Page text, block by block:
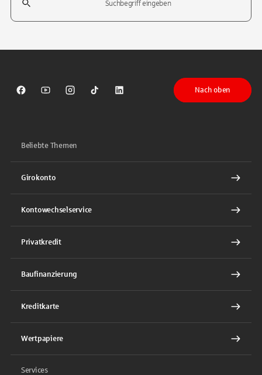
Sparkasse auf Facebook
Sparkasse auf Youtube
Sparkasse auf Instagram
Sparkasse auf TikTok
Sparkasse auf LinkedIn
Nach oben
Beliebte Themen
Girokonto
Kontowechselservice
Privatkredit
Baufinanzierung
Kreditkarte
Wertpapiere
Services